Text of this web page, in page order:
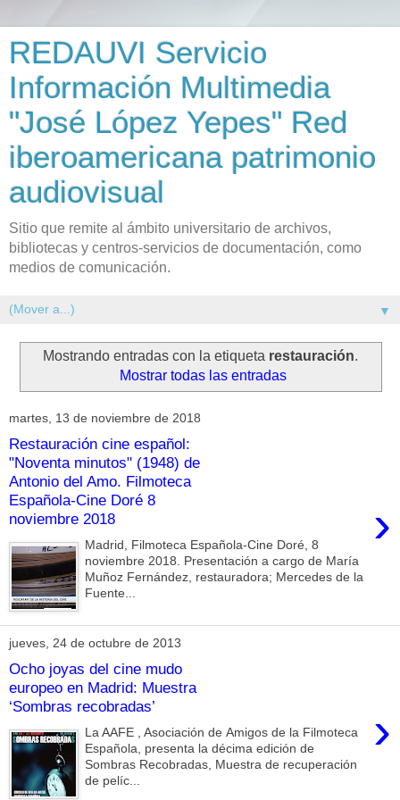
REDAUVI Servicio
Información Multimedia
"José López Yepes" Red
iberoamericana patrimonio
audiovisual
Sitio que remite al ámbito universitario de archivos,
bibliotecas y centros-servicios de documentación, como
medios de comunicación.
▼
Mostrando entradas con la etiqueta restauración.
Mostrar todas las entradas
martes, 13 de noviembre de 2018
Restauración cine español:
"Noventa minutos" (1948) de
Antonio del Amo. Filmoteca
Española-Cine Doré 8
noviembre 2018
›
Madrid, Filmoteca Española-Cine Doré, 8
noviembre 2018. Presentación a cargo de María
Muñoz Fernández, restauradora; Mercedes de la
Fuente...
jueves, 24 de octubre de 2013
Ocho joyas del cine mudo
europeo en Madrid: Muestra
‘Sombras recobradas’
›
La AAFE , Asociación de Amigos de la Filmoteca
Española, presenta la décima edición de
Sombras Recobradas, Muestra de recuperación
de pelíc...